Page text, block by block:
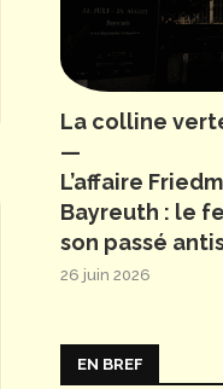
La colline
—
L’affaire
Bayreuth : le
son passé
26 juin 2026
EN BREF